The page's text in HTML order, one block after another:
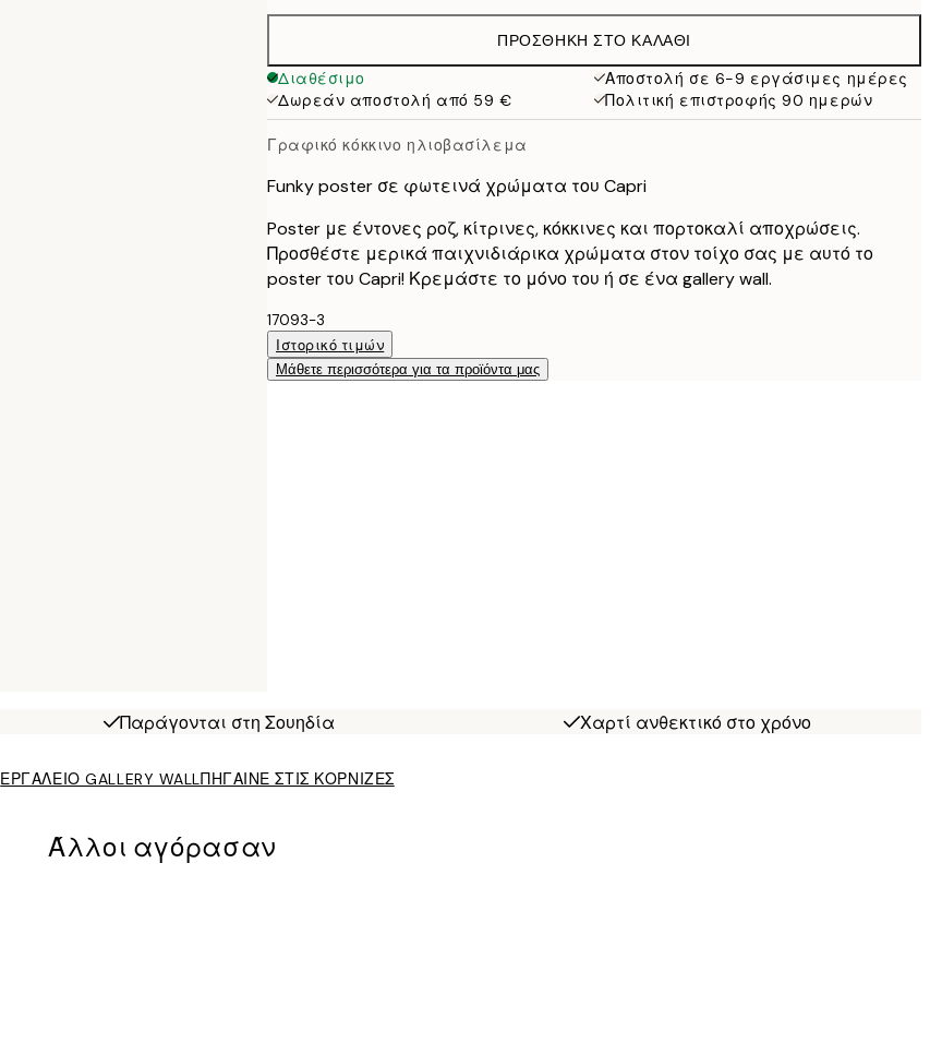
13 €
19,95 €
40x50 cm 13,73 €
27,45 €
70x100 cm 24,50 €
ΠΡΟΣΘΉΚΗ ΣΤΟ ΚΑΛΆΘΙ
Διαθέσιμο
Αποστολή σε 6-9 εργάσιμες ημέρες
Δωρεάν αποστολή από 59 €
Πολιτική επιστροφής 90 ημερών
Γραφικό κόκκινο ηλιοβασίλεμα
Funky poster σε φωτεινά χρώματα του Capri
Poster με έντονες ροζ, κίτρινες, κόκκινες και πορτοκαλί αποχρώσεις.
Προσθέστε μερικά παιχνιδιάρικα χρώματα στον τοίχο σας με αυτό το
poster του Capri! Κρεμάστε το μόνο του ή σε ένα gallery wall.
17093-3
Ιστορικό τιμών
Μάθετε περισσότερα για τα προϊόντα μας
Παράγονται στη Σουηδία Χαρτί ανθεκτικό στο χρόνο
ΕΡΓΑΛΕΙΟ GALLERY WALLΠΗΓΑΙΝΕ ΣΤΙΣ ΚΟΡΝΙΖΕΣ
Άλλοι αγόρασαν